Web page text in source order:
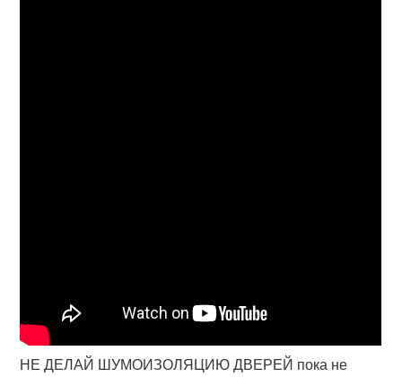
НЕ ДЕЛАЙ ШУМОИЗОЛЯЦИЮ ДВЕРЕЙ пока не